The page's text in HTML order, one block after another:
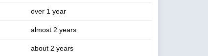
over 1 year
almost 2 years
about 2 years